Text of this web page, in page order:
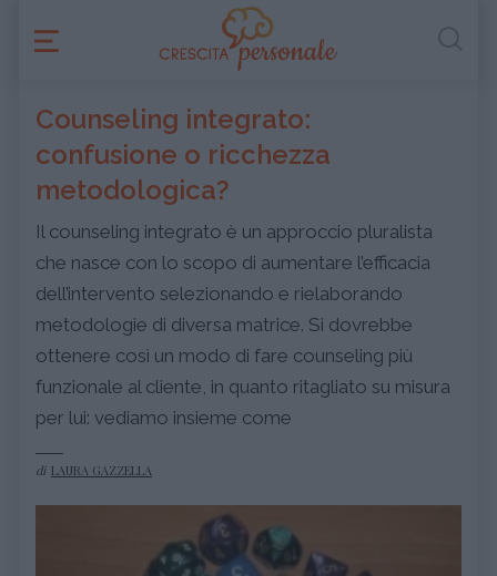
Counseling integrato:
confusione o ricchezza
metodologica?
Il counseling integrato è un approccio pluralista
che nasce con lo scopo di aumentare l’efficacia
dell’intervento selezionando e rielaborando
metodologie di diversa matrice. Si dovrebbe
ottenere così un modo di fare counseling più
funzionale al cliente, in quanto ritagliato su misura
per lui: vediamo insieme come
di LAURA GAZZELLA